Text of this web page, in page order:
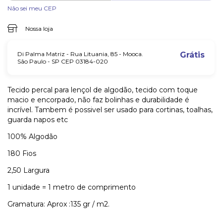
Não sei meu CEP
Nossa loja
Di Palma Matriz - Rua Lituania, 85 - Mooca.
São Paulo - SP CEP 03184-020
Grátis
Tecido percal para lençol de algodão, tecido com toque
macio e encorpado, não faz bolinhas e durabilidade é
incrível. Tambem é possivel ser usado para cortinas, toalhas,
guarda napos etc
100% Algodão
180 Fios
2,50 Largura
1 unidade = 1 metro de comprimento
Gramatura: Aprox :135 gr / m2.